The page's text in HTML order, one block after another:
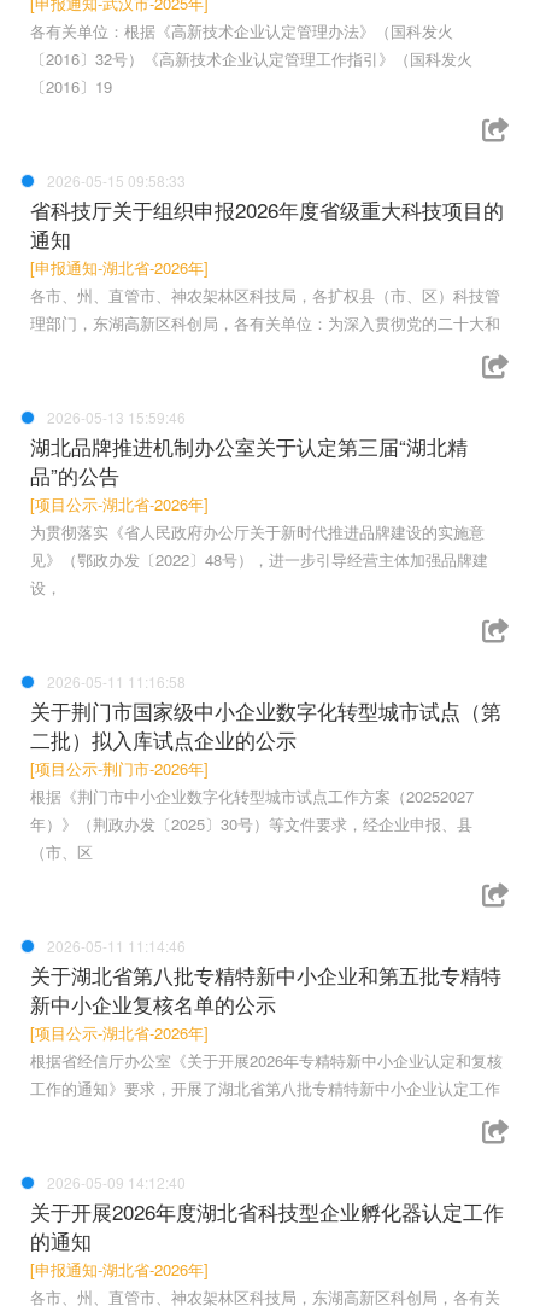
各有关单位：根据《高新技术企业认定管理办法》（国科发火
〔2016〕32号）《高新技术企业认定管理工作指引》（国科发火
〔2016〕19
2026-05-15 09:58:33
省科技厅关于组织申报2026年度省级重大科技项目的
通知
[申报通知-湖北省-2026年]
各市、州、直管市、神农架林区科技局，各扩权县（市、区）科技管
理部门，东湖高新区科创局，各有关单位：为深入贯彻党的二十大和
2026-05-13 15:59:46
湖北品牌推进机制办公室关于认定第三届“湖北精
品”的公告
[项目公示-湖北省-2026年]
为贯彻落实《省人民政府办公厅关于新时代推进品牌建设的实施意
见》（鄂政办发〔2022〕48号），进一步引导经营主体加强品牌建
设，
2026-05-11 11:16:58
关于荆门市国家级中小企业数字化转型城市试点（第
二批）拟入库试点企业的公示
[项目公示-荆门市-2026年]
根据《荆门市中小企业数字化转型城市试点工作方案（20252027
年）》（荆政办发〔2025〕30号）等文件要求，经企业申报、县
（市、区
2026-05-11 11:14:46
关于湖北省第八批专精特新中小企业和第五批专精特
新中小企业复核名单的公示
[项目公示-湖北省-2026年]
根据省经信厅办公室《关于开展2026年专精特新中小企业认定和复核
工作的通知》要求，开展了湖北省第八批专精特新中小企业认定工作
2026-05-09 14:12:40
关于开展2026年度湖北省科技型企业孵化器认定工作
的通知
[申报通知-湖北省-2026年]
各市、州、直管市、神农架林区科技局，东湖高新区科创局，各有关